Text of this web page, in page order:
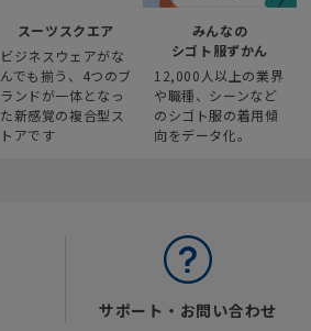
スーツスクエア
ビジネスウェアがな
んでも揃う、4つのブ
ランドが一体となっ
た新感覚の複合型ス
トアです
みんなの
シゴト服ずかん
12,000人以上の業界
や職種、シーンなど
のシゴト服の着用傾
向をデータ化。
サポート・お問い合わせ